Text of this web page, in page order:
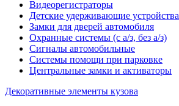
Видеорегистраторы
Детские удерживающие устройства
Замки для дверей автомобиля
Охранные системы (с а/з, без а/з)
Сигналы автомобильные
Системы помощи при парковке
Центральные замки и активаторы
Декоративные элементы кузова